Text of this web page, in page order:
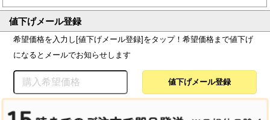
値下げメール登録
希望価格を入力し[値下げメール登録]をタップ！希望価格まで値下げ
になるとメールでお知らせします